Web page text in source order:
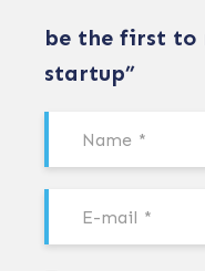
be the first to
startup”